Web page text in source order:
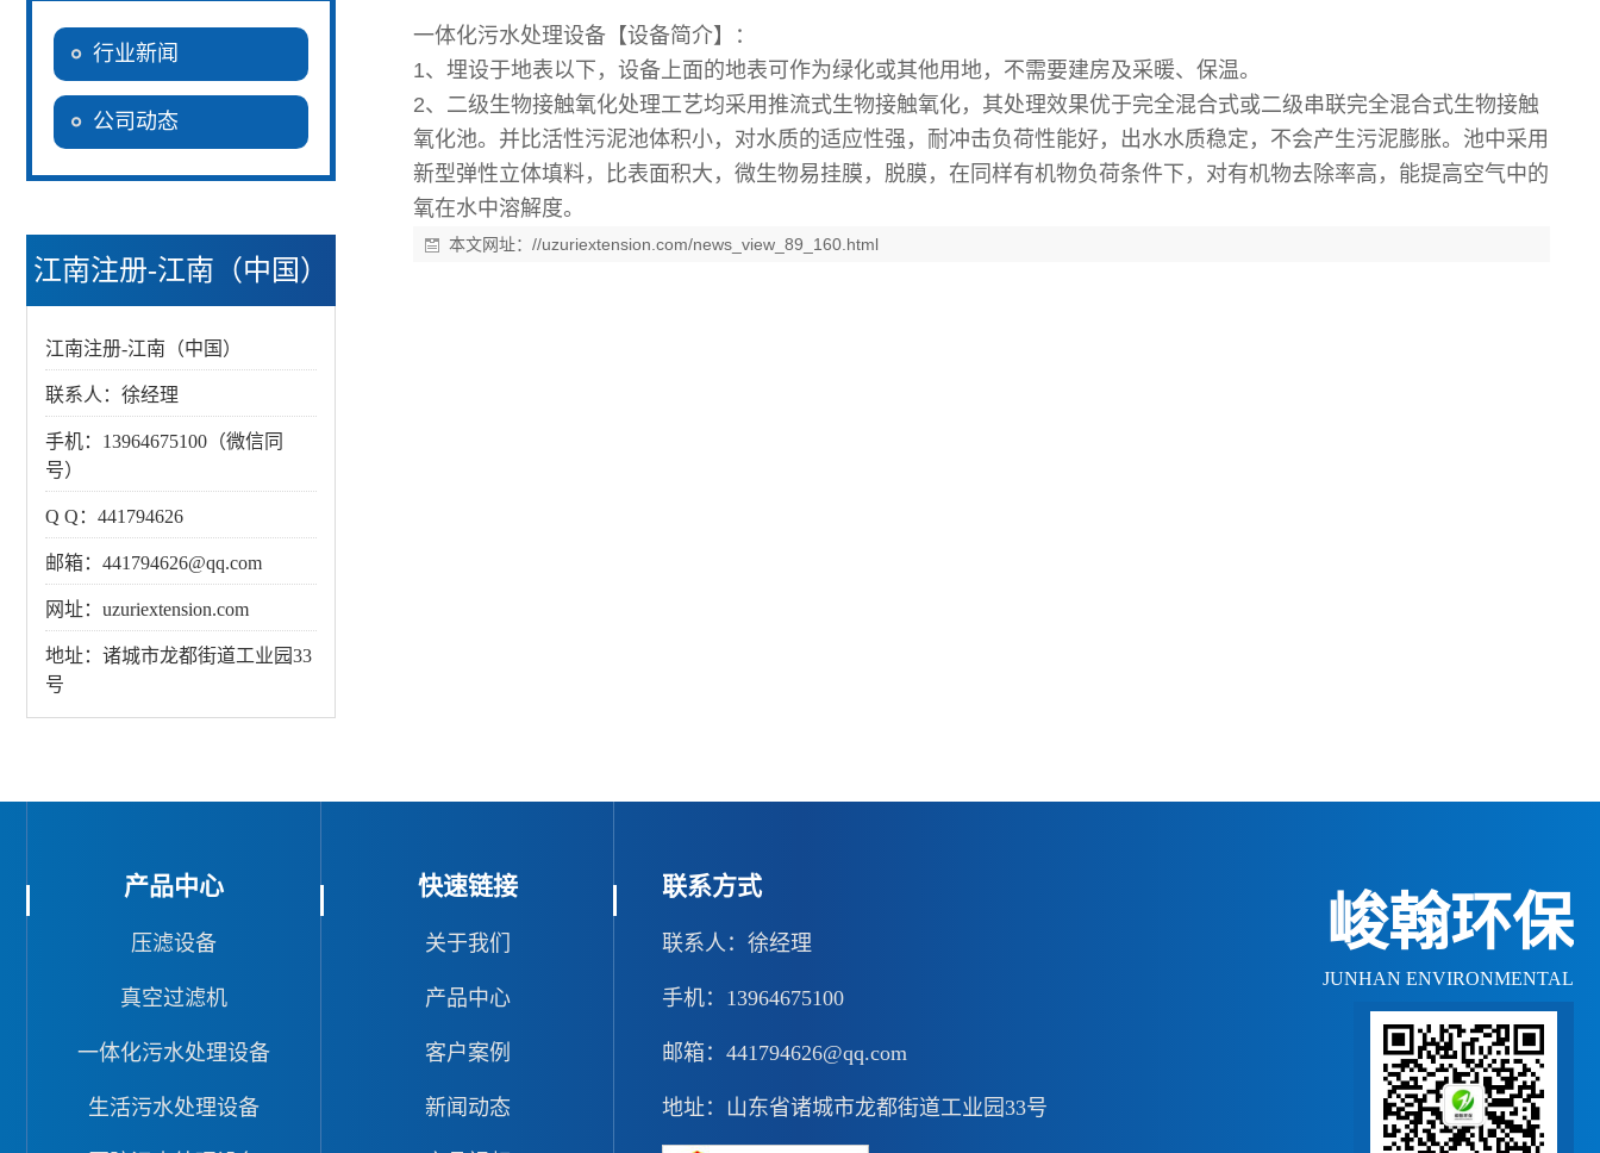
行业新闻
公司动态
江南注册-江南（中国）
江南注册-江南（中国）
联系人：徐经理
手机：13964675100（微信同
号）
Q Q：441794626
邮箱：441794626@qq.com
网址：uzuriextension.com
地址：诸城市龙都街道工业园33
号
一体化污水处理设备 【设备简介】：
1、埋设于地表以下，设备上面的地表可作为绿化或其他用地，不需要建房及采暖、保温。
2、二级生物接触氧化处理工艺均采用推流式生物接触氧化，其处理效果优于完全混合式或二级串联完全混合式生物接触
氧化池。并比活性污泥池体积小，对水质的适应性强，耐冲击负荷性能好，出水水质稳定，不会产生污泥膨胀。池中采用
新型弹性立体填料，比表面积大，微生物易挂膜，脱膜，在同样有机物负荷条件下，对有机物去除率高，能提高空气中的
氧在水中溶解度。
本文网址： //uzuriextension.com/news_view_89_160.html
产品中心
压滤设备
真空过滤机
一体化污水处理设备
生活污水处理设备
快速链接
关于我们
产品中心
客户案例
新闻动态
联系方式
联系人：徐经理
手机：13964675100
邮箱：441794626@qq.com
地址：山东省诸城市龙都街道工业园33号
峻翰环保
JUNHAN ENVIRONMENTAL